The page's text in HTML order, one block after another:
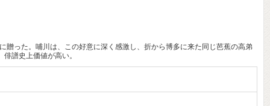
った。哺川は、この好意に深く感激し、折から博多に来た同じ芭蕉の高弟
譜史上価値が高い。